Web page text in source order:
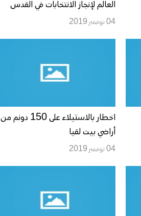
العالم لإنجاز الانتخابات في القدس
04 نوفمبر 2019
اخطار بالاستيلاء على 150 دونم من
أراضي بيت لقيا
04 نوفمبر 2019